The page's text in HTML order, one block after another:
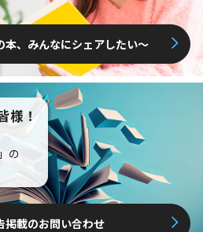
本、みんなにシェアしたい〜
様！
の
掲載のお問い合わせ